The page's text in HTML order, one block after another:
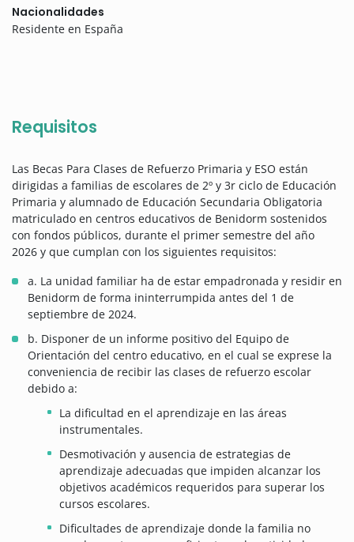
Nacionalidades
Residente en España
Requisitos
Las Becas Para Clases de Refuerzo Primaria y ESO están
dirigidas a familias de escolares de 2º y 3r ciclo de Educación
Primaria y alumnado de Educación Secundaria Obligatoria
matriculado en centros educativos de Benidorm sostenidos
con fondos públicos, durante el primer semestre del año
2026 y que cumplan con los siguientes requisitos:
a. La unidad familiar ha de estar empadronada y residir en
Benidorm de forma ininterrumpida antes del 1 de
septiembre de 2024.
b. Disponer de un informe positivo del Equipo de
Orientación del centro educativo, en el cual se exprese la
conveniencia de recibir las clases de refuerzo escolar
debido a:
La dificultad en el aprendizaje en las áreas
instrumentales.
Desmotivación y ausencia de estrategias de
aprendizaje adecuadas que impiden alcanzar los
objetivos académicos requeridos para superar los
cursos escolares.
Dificultades de aprendizaje donde la familia no